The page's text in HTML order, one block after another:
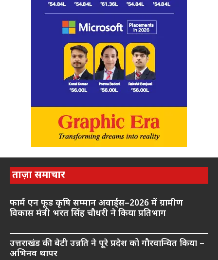
ताज़ा समाचार
फार्म एन फूड कृषि सम्मान अवार्ड्स–2026 में ग्रामीण
विकास मंत्री भरत सिंह चौधरी ने किया प्रतिभाग
उत्तराखंड की बेटी उन्नति ने पूरे प्रदेश को गौरवान्वित किया –
अभिनव थापर